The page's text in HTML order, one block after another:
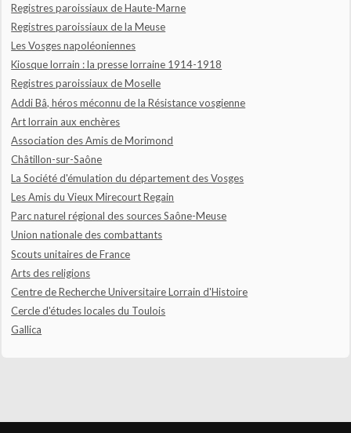
Registres paroissiaux de Haute-Marne
Registres paroissiaux de la Meuse
Les Vosges napoléoniennes
Kiosque lorrain : la presse lorraine 1914-1918
Registres paroissiaux de Moselle
Addi Bâ, héros méconnu de la Résistance vosgienne
Art lorrain aux enchères
Association des Amis de Morimond
Châtillon-sur-Saône
La Société d'émulation du département des Vosges
Les Amis du Vieux Mirecourt Regain
Parc naturel régional des sources Saône-Meuse
Union nationale des combattants
Scouts unitaires de France
Arts des religions
Centre de Recherche Universitaire Lorrain d'Histoire
Cercle d'études locales du Toulois
Gallica